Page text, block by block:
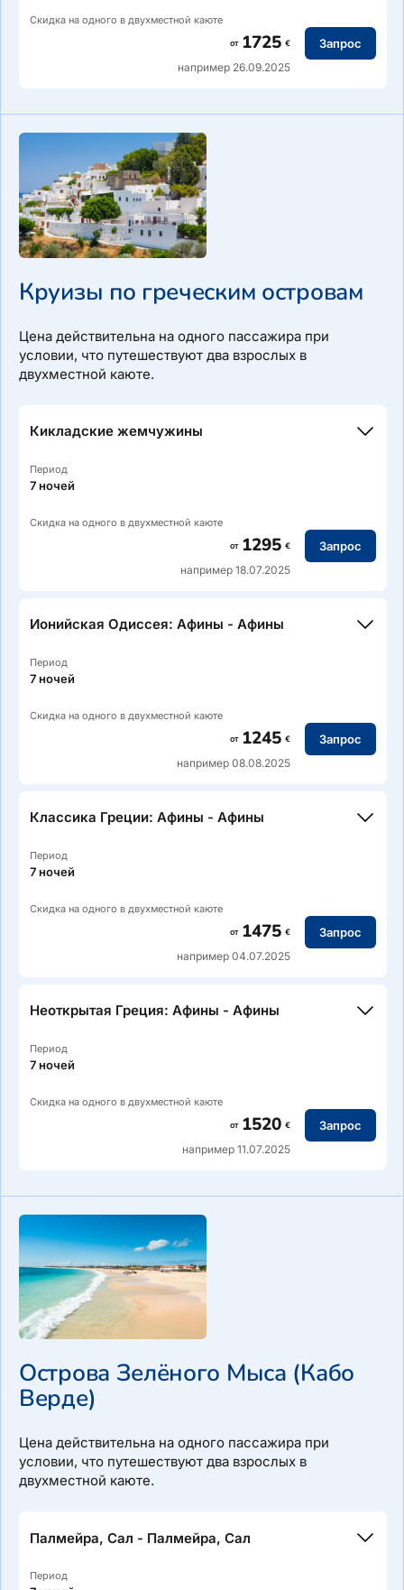
Скидка на одного в двухместной каюте
от 1725 €
например 26.09.2025
Запрос
Маршрут: Венеция (Италия) — Ровинь (Хорватия) —
Дубровник (Хорватия)
Круизы по греческим островам
Цена действительна на одного пассажира при
условии, что путешествуют два взрослых в
двухместной каюте.
Кикладские жемчужины
Период
7 ночей
Скидка на одного в двухместной каюте
от 1295 €
например 18.07.2025
Запрос
Фолегандрос — Санторини — Антипарос — Парос —
Ионийская Одиссея: Афины - Афины
Период
7 ночей
Скидка на одного в двухместной каюте
от 1245 €
например 08.08.2025
Запрос
Кефалиния — Сами — Кефалиния — Антипаксос — Паксос
Коринфский канал — Ангистри — Эгина — Пирей (Афины)
Классика Греции: Афины - Афины
Период
7 ночей
Скидка на одного в двухместной каюте
от 1475 €
например 04.07.2025
Запрос
Санторини — Ретимно, Крит — Китира — Монемвасия —
Нафплион- Гидра — Пирей (Афины)
Неоткрытая Греция: Афины - Афины
Период
7 ночей
Скидка на одного в двухместной каюте
от 1520 €
например 11.07.2025
Запрос
Маршрут: Пирей (Афины) — Сунион — Икария — Патмос
— Липси — Калимнос — Левита — Аморгос — Куфонисия
— Ираклия — Серифос — Пирей (Афины)
Острова Зелёного Мыса (Кабо
Верде)
Цена действительна на одного пассажира при
условии, что путешествуют два взрослых в
двухместной каюте.
Палмейра, Сал - Палмейра, Сал
Период